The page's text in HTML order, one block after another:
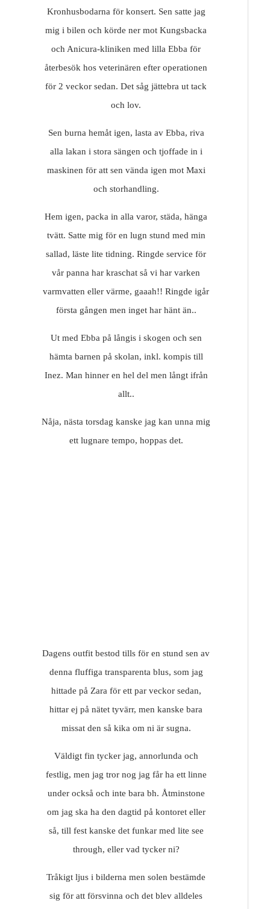
Kronhusbodarna för konsert. Sen satte jag
mig i bilen och körde ner mot Kungsbacka
och Anicura-kliniken med lilla Ebba för
återbesök hos veterinären efter operationen
för 2 veckor sedan. Det såg jättebra ut tack
och lov.
Sen burna hemåt igen, lasta av Ebba, riva
alla lakan i stora sängen och tjoffade in i
maskinen för att sen vända igen mot Maxi
och storhandling.
Hem igen, packa in alla varor, städa, hänga
tvätt. Satte mig för en lugn stund med min
sallad, läste lite tidning. Ringde service för
vår panna har kraschat så vi har varken
varmvatten eller värme, gaaah!! Ringde igår
första gången men inget har hänt än..
Ut med Ebba på långis i skogen och sen
hämta barnen på skolan, inkl. kompis till
Inez. Man hinner en hel del men långt ifrån
allt..
Nåja, nästa torsdag kanske jag kan unna mig
ett lugnare tempo, hoppas det.
Dagens outfit bestod tills för en stund sen av
denna fluffiga transparenta blus, som jag
hittade på Zara för ett par veckor sedan,
hittar ej på nätet tyvärr, men kanske bara
missat den så kika om ni är sugna.
Väldigt fin tycker jag, annorlunda och
festlig, men jag tror nog jag får ha ett linne
under också och inte bara bh. Åtminstone
om jag ska ha den dagtid på kontoret eller
så, till fest kanske det funkar med lite see
through, eller vad tycker ni?
Tråkigt ljus i bilderna men solen bestämde
sig för att försvinna och det blev alldeles